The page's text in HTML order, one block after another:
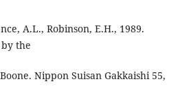
A.L., Robinson, E.H., 1989.
the
Nippon Suisan Gakkaishi 55,